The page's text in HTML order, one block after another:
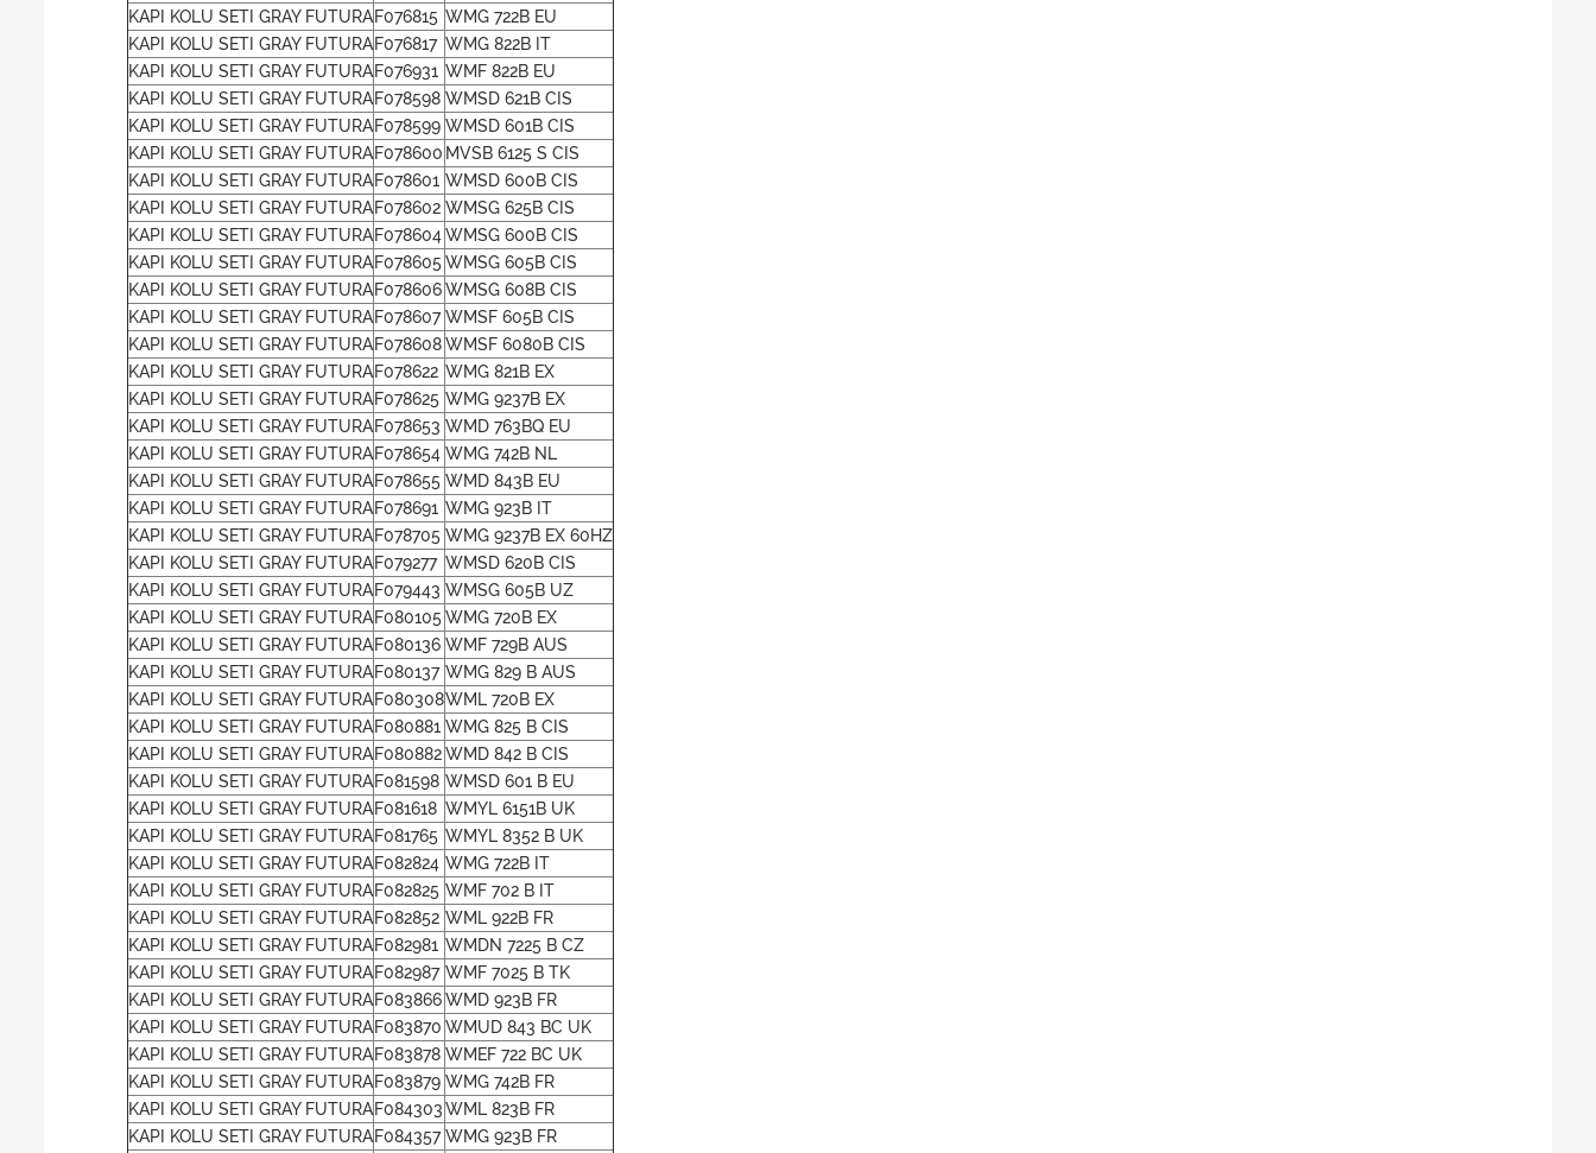
KAPI KOLU SETI GRAY FUTURAF076815 WMG 722B EU
KAPI KOLU SETI GRAY FUTURAF076817 WMG 822B IT
KAPI KOLU SETI GRAY FUTURAF076931 WMF 822B EU
KAPI KOLU SETI GRAY FUTURAF078598 WMSD 621B CIS
KAPI KOLU SETI GRAY FUTURAF078599 WMSD 601B CIS
KAPI KOLU SETI GRAY FUTURAF078600 MVSB 6125 S CIS
KAPI KOLU SETI GRAY FUTURAF078601 WMSD 600B CIS
KAPI KOLU SETI GRAY FUTURAF078602 WMSG 625B CIS
KAPI KOLU SETI GRAY FUTURAF078604WMSG 600B CIS
KAPI KOLU SETI GRAY FUTURAF078605WMSG 605B CIS
KAPI KOLU SETI GRAY FUTURAF078606WMSG 608B CIS
KAPI KOLU SETI GRAY FUTURAF078607 WMSF 605B CIS
KAPI KOLU SETI GRAY FUTURAF078608WMSF 6080B CIS
KAPI KOLU SETI GRAY FUTURAF078622 WMG 821B EX
KAPI KOLU SETI GRAY FUTURAF078625 WMG 9237B EX
KAPI KOLU SETI GRAY FUTURAF078653 WMD 763BQ EU
KAPI KOLU SETI GRAY FUTURAF078654 WMG 742B NL
KAPI KOLU SETI GRAY FUTURAF078655 WMD 843B EU
KAPI KOLU SETI GRAY FUTURAF078691 WMG 923B IT
KAPI KOLU SETI GRAY FUTURAF078705 WMG 9237B EX 60HZ
KAPI KOLU SETI GRAY FUTURAF079277 WMSD 620B CIS
KAPI KOLU SETI GRAY FUTURAF079443 WMSG 605B UZ
KAPI KOLU SETI GRAY FUTURAF080105WMG 720B EX
KAPI KOLU SETI GRAY FUTURAF080136 WMF 729B AUS
KAPI KOLU SETI GRAY FUTURAF080137 WMG 829 B AUS
KAPI KOLU SETI GRAY FUTURAF080308WML 720B EX
KAPI KOLU SETI GRAY FUTURAF080881 WMG 825 B CIS
KAPI KOLU SETI GRAY FUTURAF080882WMD 842 B CIS
KAPI KOLU SETI GRAY FUTURAF081598 WMSD 601 B EU
KAPI KOLU SETI GRAY FUTURAF081618 WMYL 6151B UK
KAPI KOLU SETI GRAY FUTURAF081765 WMYL 8352 B UK
KAPI KOLU SETI GRAY FUTURAF082824 WMG 722B IT
KAPI KOLU SETI GRAY FUTURAF082825 WMF 702 B IT
KAPI KOLU SETI GRAY FUTURAF082852 WML 922B FR
KAPI KOLU SETI GRAY FUTURAF082981 WMDN 7225 B CZ
KAPI KOLU SETI GRAY FUTURAF082987 WMF 7025 B TK
KAPI KOLU SETI GRAY FUTURAF083866WMD 923B FR
KAPI KOLU SETI GRAY FUTURAF083870 WMUD 843 BC UK
KAPI KOLU SETI GRAY FUTURAF083878 WMEF 722 BC UK
KAPI KOLU SETI GRAY FUTURAF083879 WMG 742B FR
KAPI KOLU SETI GRAY FUTURAF084303WML 823B FR
KAPI KOLU SETI GRAY FUTURAF084357 WMG 923B FR